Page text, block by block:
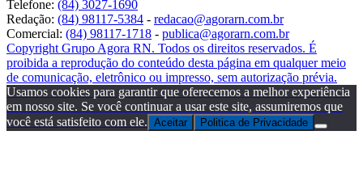
Telefone: (84) 3027-1690
Redação: (84) 98117-5384 - redacao@agorarn.com.br
Comercial: (84) 98117-1718 - publica@agorarn.com.br
Copyright Grupo Agora RN. Todos os direitos reservados. É
proibida a reprodução do conteúdo desta página em qualquer meio
de comunicação, eletrônico ou impresso, sem autorização prévia.
Usamos cookies para garantir que oferecemos a melhor experiência
em nosso site. Se você continuar a usar este site, assumiremos que
você está satisfeito com ele. Aceitar Politica de Privacidade